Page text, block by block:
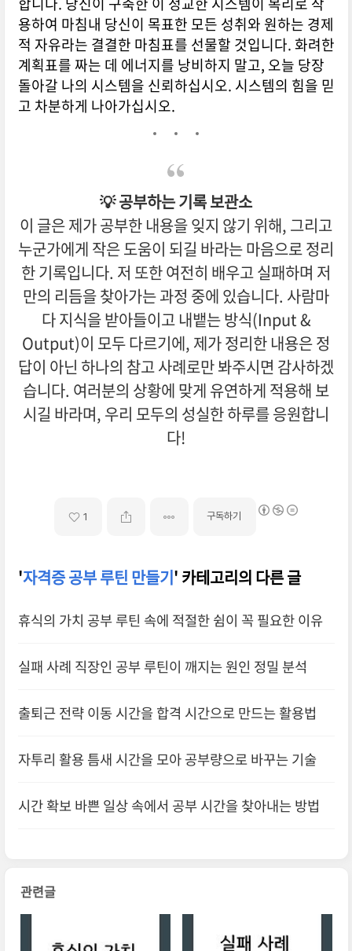
용하여 마침내 당신이 목표한 모든 성취와 원하는 경제
적 자유라는 결결한 마침표를 선물할 것입니다. 화려한
계획표를 짜는 데 에너지를 낭비하지 말고, 오늘 당장
돌아갈 나의 시스템을 신뢰하십시오. 시스템의 힘을 믿
고 차분하게 나아가십시오.
💡 공부하는 기록 보관소
이 글은 제가 공부한 내용을 잊지 않기 위해, 그리고
누군가에게 작은 도움이 되길 바라는 마음으로 정리
한 기록입니다. 저 또한 여전히 배우고 실패하며 저
만의 리듬을 찾아가는 과정 중에 있습니다. 사람마
다 지식을 받아들이고 내뱉는 방식(Input &
Output)이 모두 다르기에, 제가 정리한 내용은 정
답이 아닌 하나의 참고 사례로만 봐주시면 감사하겠
습니다. 여러분의 상황에 맞게 유연하게 적용해 보
시길 바라며, 우리 모두의 성실한 하루를 응원합니
다!
1 구독하기
'자격증 공부 루틴 만들기' 카테고리의 다른 글
휴식의 가치 공부 루틴 속에 적절한 쉼이 꼭 필요한 이유
실패 사례 직장인 공부 루틴이 깨지는 원인 정밀 분석
출퇴근 전략 이동 시간을 합격 시간으로 만드는 활용법
자투리 활용 틈새 시간을 모아 공부량으로 바꾸는 기술
시간 확보 바쁜 일상 속에서 공부 시간을 찾아내는 방법
관련글